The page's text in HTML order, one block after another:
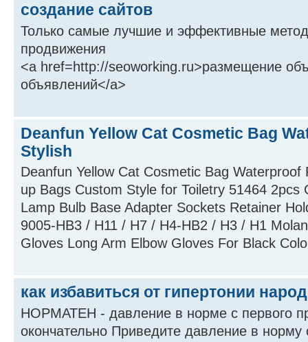
создание сайтов
Только самые лучшие и эффективные
продвижения
<a href=http://seoworking.ru>размещение
объявлений</a>
Deanfun Yellow Cat Cosmetic Bag
Stylish
Deanfun Yellow Cat Cosmetic Bag Waterproof
up Bags Custom Style for Toiletry 51464 2pcs
Lamp Bulb Base Adapter Sockets Retainer
9005-HB3 / H11 / H7 / H4-HB2 / H3 / H1
Gloves Long Arm Elbow Gloves For Black
как избавиться от гипертонии
НОРМАТЕН - давление в норме с первого
окончательно Приведите давление в